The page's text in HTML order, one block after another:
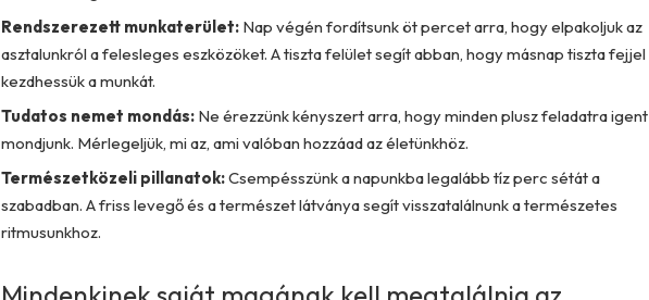
Rendszerezett munkaterület: Nap végén fordítsunk öt percet arra, hogy elpakoljuk az
asztalunkról a felesleges eszközöket. A tiszta felület segít abban, hogy másnap tiszta fejjel
kezdhessük a munkát.
Tudatos nemet mondás: Ne érezzünk kényszert arra, hogy minden plusz feladatra igent
mondjunk. Mérlegeljük, mi az, ami valóban hozzáad az életünkhöz.
Természetközeli pillanatok:Csempésszünk a napunkba legalább tíz perc sétát a
szabadban. A friss levegő és a természet látványa segít visszatalálnunk a természetes
ritmusunkhoz.